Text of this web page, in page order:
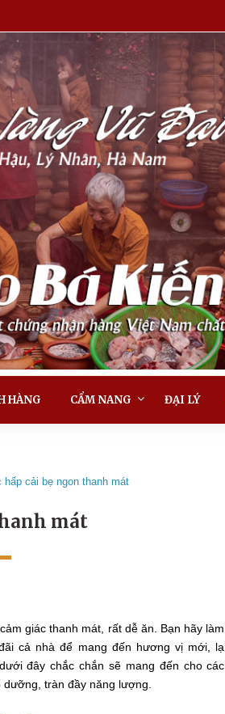
HÀNG CẨM NANG ĐẠI LÝ
hấp cải bẹ ngon thanh mát
mát
giác thanh mát, rất dễ ăn. Bạn hãy làm
cả nhà để mang đến hương vị mới, lạ
đây chắc chắn sẽ mang đến cho các
tràn đầy năng lượng.